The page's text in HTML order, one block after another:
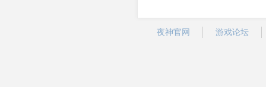
夜神官网 游戏论坛